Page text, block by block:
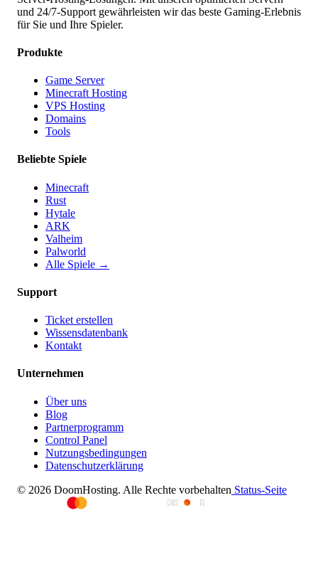
und 24/7-Support gewährleisten wir das beste Gaming-Erlebnis
für Sie und Ihre Spieler.
Produkte
Game Server
Minecraft Hosting
VPS Hosting
Domains
Tools
Beliebte Spiele
Minecraft
Rust
Hytale
ARK
Valheim
Palworld
Alle Spiele →
Support
Ticket erstellen
Wissensdatenbank
Kontakt
Unternehmen
Über uns
Blog
Partnerprogramm
Control Panel
Nutzungsbedingungen
Datenschutzerklärung
© 2026 DoomHosting. Alle Rechte vorbehalten Status-Seite